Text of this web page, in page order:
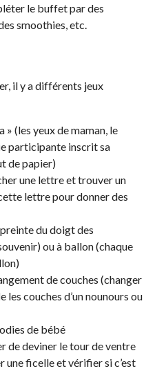
le buffet par des
smoothies, etc.
il y a différents jeux
» (les yeux de maman, le
participante inscrit sa
de papier)
une lettre et trouver un
lettre pour donner des
du doigt des
ou à ballon (chaque
de couches (changer
couches d’un nounours ou
de bébé
de deviner le tour de ventre
une ficelle et vérifier si c’est